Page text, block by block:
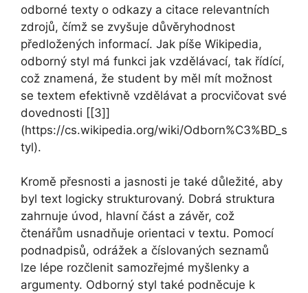
odborné texty o odkazy a citace relevantních
zdrojů, čímž se zvyšuje důvěryhodnost
předložených informací. Jak píše Wikipedia,
odborný styl má funkci jak vzdělávací, tak řídící,
což znamená, že student by měl mít možnost
se textem efektivně vzdělávat a procvičovat své
dovednosti [[3]]
(https://cs.wikipedia.org/wiki/Odborn%C3%BD_s
tyl).
Kromě přesnosti a jasnosti je také důležité, aby
byl text logicky strukturovaný. Dobrá struktura
zahrnuje úvod, hlavní část a závěr, což
čtenářům usnadňuje orientaci v textu. Pomocí
podnadpisů, odrážek a číslovaných seznamů
lze lépe rozčlenit samozřejmé myšlenky a
argumenty. Odborný styl také podněcuje k